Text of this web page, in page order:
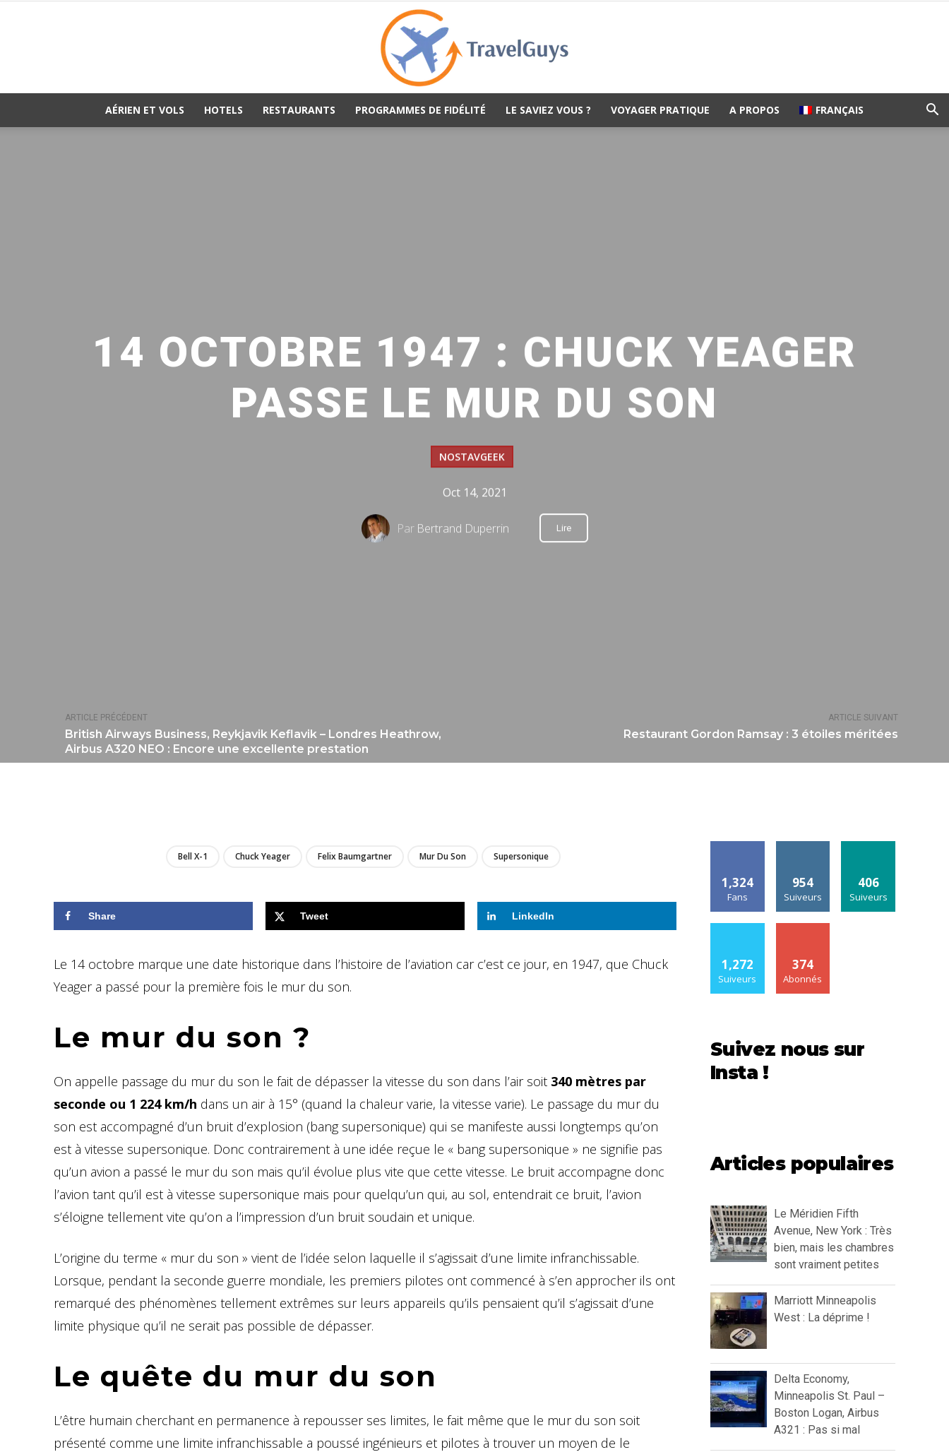
AÉRIEN ET VOLS HOTELS RESTAURANTS PROGRAMMES DE FIDÉLITÉ LE SAVIEZ VOUS ? VOYAGER PRATIQUE A PROPOS FRANÇAIS
ARTICLE PRÉCÉDENT
British Airways Business, Reykjavik Keflavik – Londres Heathrow,
Airbus A320 NEO : Encore une excellente prestation
ARTICLE SUIVANT
Restaurant Gordon Ramsay : 3 étoiles méritées
14 OCTOBRE 1947 : CHUCK YEAGER
PASSE LE MUR DU SON
NOSTAVGEEK
Oct 14, 2021
Par Bertrand Duperrin Lire
Bell X-1 Chuck Yeager Felix Baumgartner Mur Du Son Supersonique
Share Tweet LinkedIn
Le 14 octobre marque une date historique dans l’histoire de l’aviation car c’est ce jour, en 1947, que Chuck
Yeager a passé pour la première fois le mur du son.
Le mur du son ?
On appelle passage du mur du son le fait de dépasser la vitesse du son dans l’air soit 340 mètres par
seconde ou 1 224 km/h dans un air à 15° (quand la chaleur varie, la vitesse varie). Le passage du mur du
son est accompagné d’un bruit d’explosion (bang supersonique) qui se manifeste aussi longtemps qu’on
est à vitesse supersonique. Donc contrairement à une idée reçue le « bang supersonique » ne signifie pas
qu’un avion a passé le mur du son mais qu’il évolue plus vite que cette vitesse. Le bruit accompagne donc
l’avion tant qu’il est à vitesse supersonique mais pour quelqu’un qui, au sol, entendrait ce bruit, l’avion
s’éloigne tellement vite qu’on a l’impression d’un bruit soudain et unique.
L’origine du terme « mur du son » vient de l’idée selon laquelle il s’agissait d’une limite infranchissable.
Lorsque, pendant la seconde guerre mondiale, les premiers pilotes ont commencé à s’en approcher ils ont
remarqué des phénomènes tellement extrêmes sur leurs appareils qu’ils pensaient qu’il s’agissait d’une
limite physique qu’il ne serait pas possible de dépasser.
Le quête du mur du son
L’être humain cherchant en permanence à repousser ses limites, le fait même que le mur du son soit
présenté comme une limite infranchissable a poussé ingénieurs et pilotes à trouver un moyen de le
1,324
Fans
954
Suiveurs
406
Suiveurs
1,272
Suiveurs
374
Abonnés
Suivez nous sur
Insta !
Articles populaires
Le Méridien Fifth
Avenue, New York : Très
bien, mais les chambres
sont vraiment petites
Marriott Minneapolis
West : La déprime !
Delta Economy,
Minneapolis St. Paul –
Boston Logan, Airbus
A321 : Pas si mal